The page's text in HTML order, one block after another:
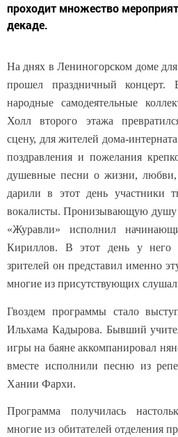
проходит множество
декаде.
На днях в Лениногорском доме
прошел праздничный
народные самодеятельные
Холл второго этажа
сцену, для жителей дома-
поздравления и пожелания
душевные песни о жизни,
дарили в этот день участники
вокалисты. Пронизывающую
«Журавли» исполнил
Кириллов. В этот день у него
зрителей он представил именно
многие из присутствующих
Гвоздем программы стало
Ильхама Кадырова. Бывший
игры на баяне аккомпанировал
вместе исполнили песню из
Хании Фархи.
Программа получилась
многие из обитателей отделения